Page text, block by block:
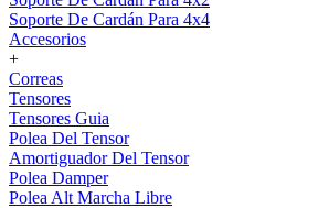
Soporte De Cardán Para 4x4
Accesorios
+
Correas
Tensores
Tensores Guia
Polea Del Tensor
Amortiguador Del Tensor
Polea Damper
Polea Alt Marcha Libre